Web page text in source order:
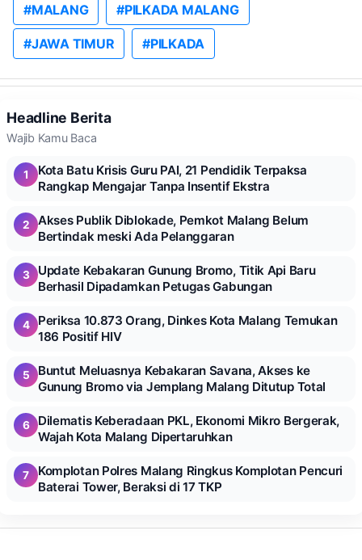
#MALANG #PILKADA MALANG
#JAWA TIMUR #PILKADA
Headline Berita
Wajib Kamu Baca
1
Kota Batu Krisis Guru PAI, 21 Pendidik Terpaksa
Rangkap Mengajar Tanpa Insentif Ekstra
2
Akses Publik Diblokade, Pemkot Malang Belum
Bertindak meski Ada Pelanggaran
3
Update Kebakaran Gunung Bromo, Titik Api Baru
Berhasil Dipadamkan Petugas Gabungan
4
Periksa 10.873 Orang, Dinkes Kota Malang Temukan
186 Positif HIV
5
Buntut Meluasnya Kebakaran Savana, Akses ke
Gunung Bromo via Jemplang Malang Ditutup Total
6
Dilematis Keberadaan PKL, Ekonomi Mikro Bergerak,
Wajah Kota Malang Dipertaruhkan
7
Komplotan Polres Malang Ringkus Komplotan Pencuri
Baterai Tower, Beraksi di 17 TKP